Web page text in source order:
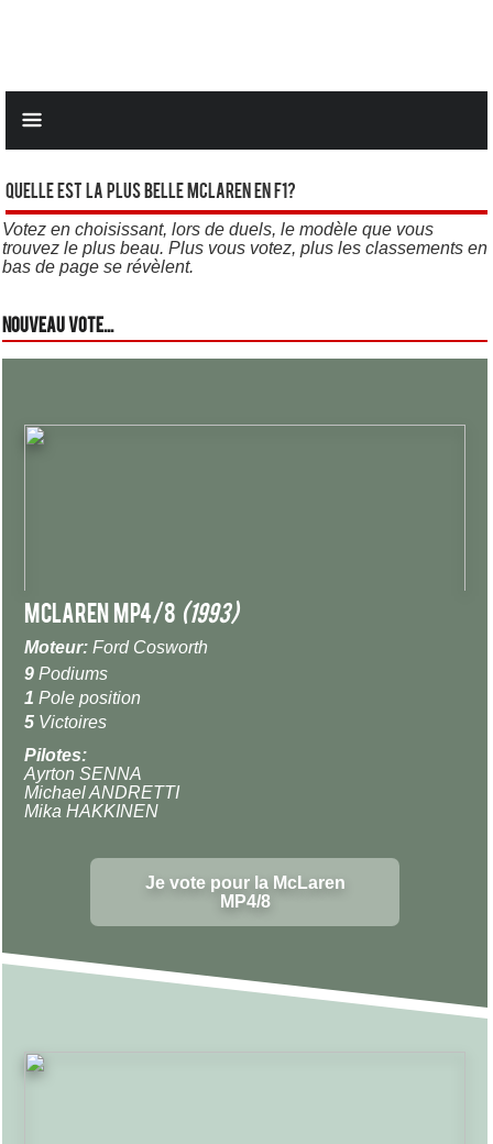
Quelle est la plus belle Mclaren en F1?
Votez en choisissant, lors de duels, le modèle que vous
trouvez le plus beau. Plus vous votez, plus les classements en
bas de page se révèlent.
Nouveau vote...
McLaren MP4/8 (1993)
Moteur: Ford Cosworth
9 Podiums
1 Pole position
5 Victoires
Pilotes:
Ayrton SENNA
Michael ANDRETTI
Mika HAKKINEN
Je vote pour la McLaren
MP4/8